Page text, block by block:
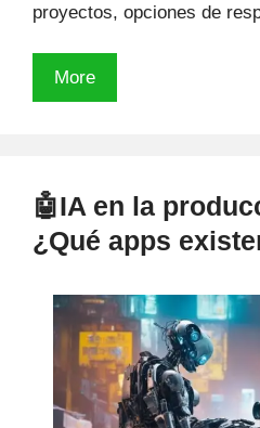
proyectos, opciones de
More👍
Creador
In-
Bio
HTML
para
tus
redes
sociales
🤖IA en la
¿Qué apps